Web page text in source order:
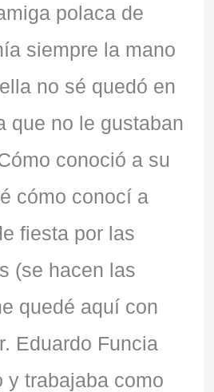
polaca de
siempre la mano
no sé quedó en
que no le gustaban
conoció a su
cómo conocí a
fiesta por las
(se hacen las
quedé aquí con
Eduardo Funcia
y trabajaba como